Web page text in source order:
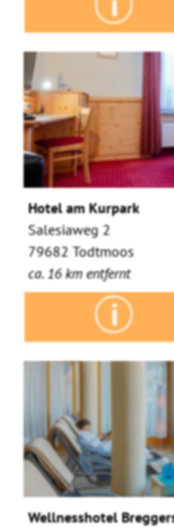
Hotel am Kurpark
Salesiaweg 2
79682 Todtmoos
ca. 16 km entfernt
Wellnesshotel